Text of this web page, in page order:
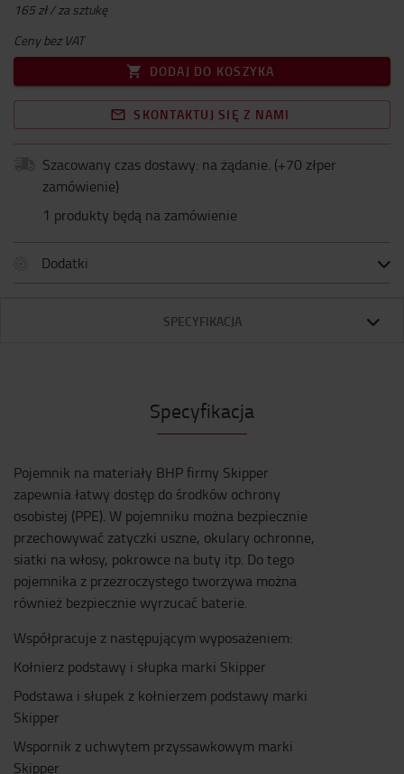
165 zł / za sztukę
Ceny bez VAT
DODAJ DO KOSZYKA
SKONTAKTUJ SIĘ Z NAMI
Szacowany czas dostawy: na żądanie. (+70 złper
zamówienie)
1 produkty będą na zamówienie
Dodatki
SPECYFIKACJA
Specyfikacja
Pojemnik na materiały BHP firmy Skipper
zapewnia łatwy dostęp do środków ochrony
osobistej (PPE). W pojemniku można bezpiecznie
przechowywać zatyczki uszne, okulary ochronne,
siatki na włosy, pokrowce na buty itp. Do tego
pojemnika z przezroczystego tworzywa można
również bezpiecznie wyrzucać baterie.
Współpracuje z następującym wyposażeniem:
Kołnierz podstawy i słupka marki Skipper
Podstawa i słupek z kołnierzem podstawy marki
Skipper
Wspornik z uchwytem przyssawkowym marki
Skipper